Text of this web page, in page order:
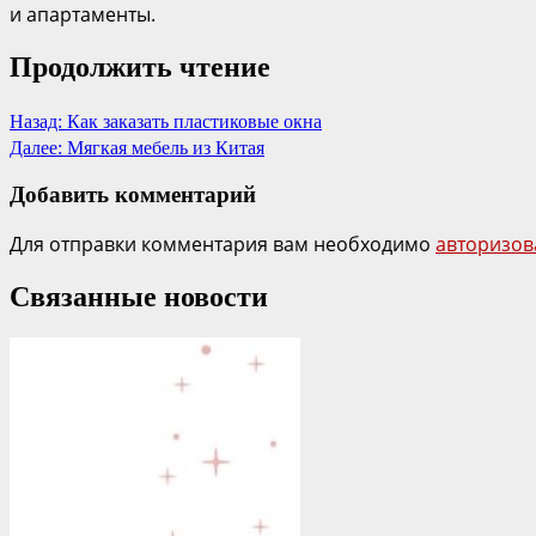
и апартаменты.
Продолжить чтение
Назад: Как заказать пластиковые окна
Далее: Мягкая мебель из Китая
Добавить комментарий
Для отправки комментария вам необходимо
Связанные новости